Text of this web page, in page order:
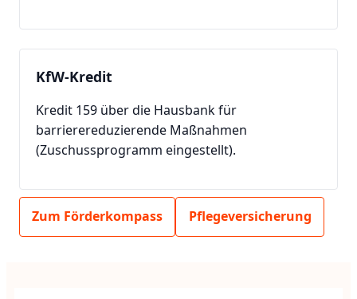
KfW-Kredit
Kredit 159 über die Hausbank für
barrierereduzierende Maßnahmen
(Zuschussprogramm eingestellt).
Zum Förderkompass Pflegeversicherung